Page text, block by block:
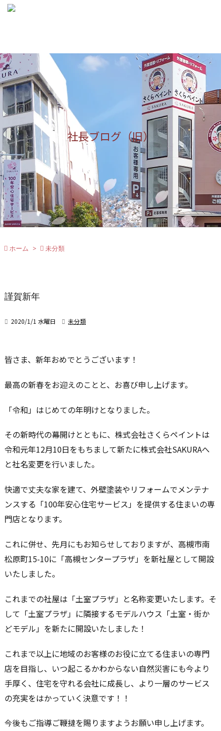
社長ブログ（旧）

前へ

次へ

検索
 ホーム >  未分類
謹賀新年
 2020/1/1 水曜日  未分類
皆さま、新年おめでとうございます！
最高の新春をお迎えのことと、お喜び申し上げます。
「令和」はじめての年明けとなりました。
その新時代の幕開けとともに、株式会社さくらペイントは
令和元年12月10日をもちまして新たに株式会社SAKURAへ
と社名変更を行いました。
快適で丈夫な家を建て、外壁塗装やリフォームでメンテナ
ンスする「100年安心住宅サービス」を提供する住まいの専
門店となります。
これに併せ、先月にもお知らせしておりますが、高槻市南
松原町15-10に「高槻センタープラザ」を新社屋として開設
いたしました。
これまでの社屋は「土室プラザ」と名称変更いたします。そ
して「土室プラザ」に隣接するモデルハウス「土室・街か
どモデル」を新たに開設いたしました！
これまで以上に地域のお客様のお役に立てる住まいの専門
店を目指し、いつ起こるかわからない自然災害にも今より
手厚く、住宅を守れる会社に成長し、より一層のサービス
の充実をはかっていく決意です！！
今後もご指導ご鞭撻を賜りますようお願い申し上げます。